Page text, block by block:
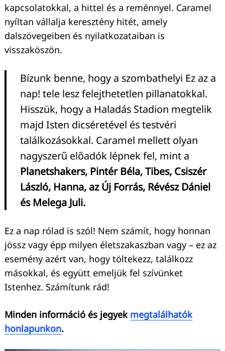
kapcsolatokkal, a hittel és a reménnyel. Caramel
nyíltan vállalja keresztény hitét, amely
dalszövegeiben és nyilatkozataiban is
visszaköszön.
Bízunk benne, hogy a szombathelyi Ez az a
nap! tele lesz felejthetetlen pillanatokkal.
Hisszük, hogy a Haladás Stadion megtelik
majd Isten dicséretével és testvéri
találkozásokkal. Caramel mellett olyan
nagyszerű előadók lépnek fel, mint a
Planetshakers, Pintér Béla, Tibes, Csiszér
László, Hanna, az Új Forrás, Révész Dániel
és Melega Juli.
Ez a nap rólad is szól! Nem számít, hogy honnan
jössz vagy épp milyen életszakaszban vagy – ez az
esemény azért van, hogy töltekezz, találkozz
másokkal, és együtt emeljük fel szívünket
Istenhez. Számítunk rád!
Minden információ és jegyek megtalálhatók
honlapunkon.
Keresés: